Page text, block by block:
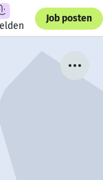
Job posten